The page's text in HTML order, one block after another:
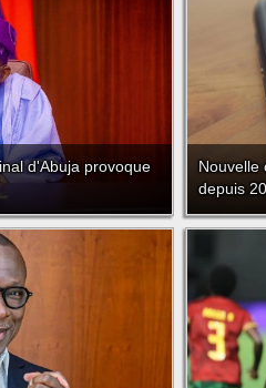
d'Abuja provoque
Nouvelle
depuis